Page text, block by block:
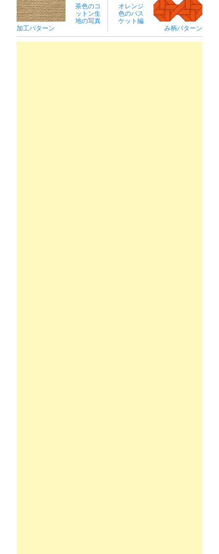
茶色のコ
ットン生
地の写真
加工パターン
オレンジ
色のバス
ケット編
み柄パターン